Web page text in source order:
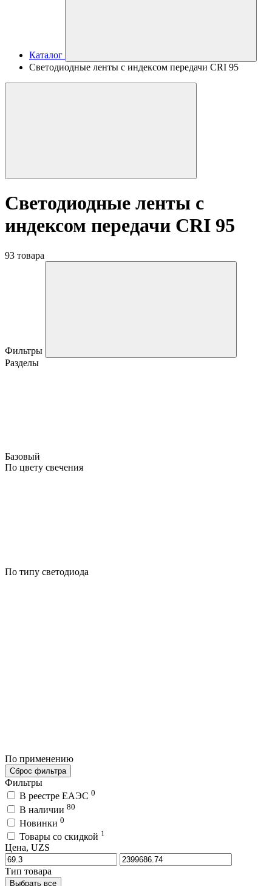
Каталог
Светодиодные ленты с индексом передачи CRI 95
Светодиодные ленты с
индексом передачи CRI 95
93 товара
Фильтры
Разделы
Базовый
По цвету свечения
По типу светодиода
По применению
Сброс фильтра
Фильтры
В реестре ЕАЭС 0
В наличии 80
Новинки 0
Товары со скидкой 1
Цена, UZS
Тип товара
Выбрать все